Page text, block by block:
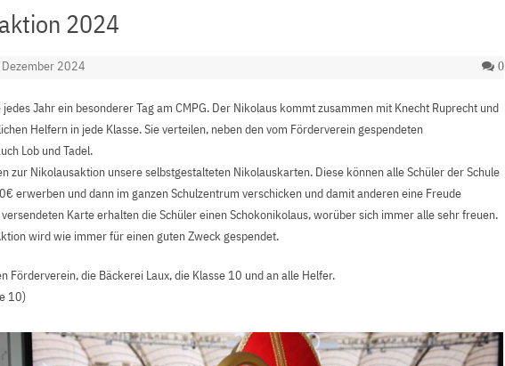
2024
2024 0
Jahr ein besonderer Tag am CMPG. Der Nikolaus kommt zusammen mit Knecht Ruprecht und
Helfern in jede Klasse. Sie verteilen, neben den vom Förderverein gespendeten
Lob und Tadel.
zur Nikolausaktion unsere selbstgestalteten Nikolauskarten. Diese können alle Schüler der Schule
erwerben und dann im ganzen Schulzentrum verschicken und damit anderen eine Freude
Karte erhalten die Schüler einen Schokonikolaus, worüber sich immer alle sehr freuen.
wird wie immer für einen guten Zweck gespendet.
Förderverein, die Bäckerei Laux, die Klasse 10 und an alle Helfer.
10)